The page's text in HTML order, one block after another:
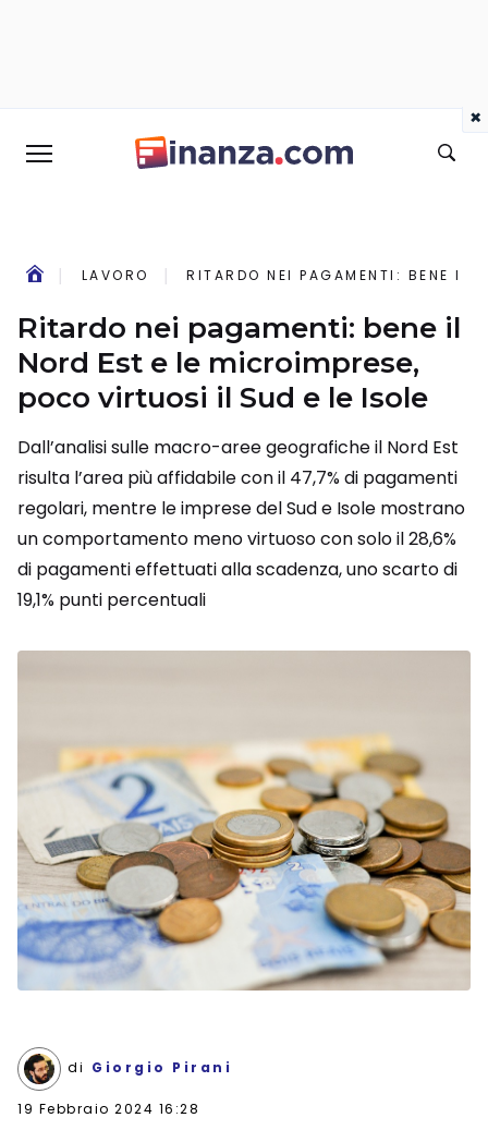
LAVORO RITARDO NEI PAGAMENTI: BENE IL
Ritardo nei pagamenti: bene il
Nord Est e le microimprese,
poco virtuosi il Sud e le Isole
Dall’analisi sulle macro-aree geografiche il Nord Est
risulta l’area più affidabile con il 47,7% di pagamenti
regolari, mentre le imprese del Sud e Isole mostrano
un comportamento meno virtuoso con solo il 28,6%
di pagamenti effettuati alla scadenza, uno scarto di
19,1% punti percentuali
di Giorgio Pirani
19 Febbraio 2024 16:28
×